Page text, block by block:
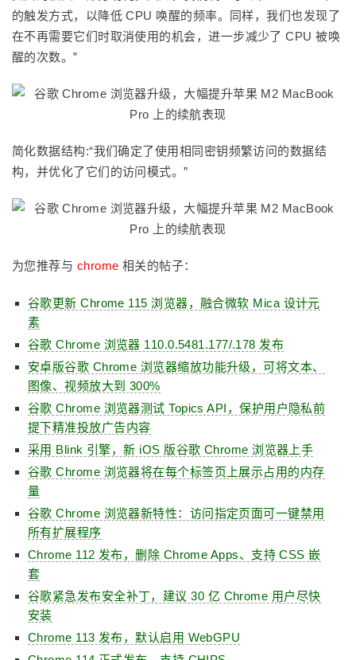
的触发方式，以降低 CPU 唤醒的频率。同样，我们也发现了
在不再需要它们时取消使用的机会，进一步减少了 CPU 被唤
醒的次数。”
简化数据结构:“我们确定了使用相同密钥频繁访问的数据结
构，并优化了它们的访问模式。”
为您推荐与 chrome 相关的帖子：
谷歌更新 Chrome 115 浏览器，融合微软 Mica 设计元
素
谷歌 Chrome 浏览器 110.0.5481.177/.178 发布
安卓版谷歌 Chrome 浏览器缩放功能升级，可将文本、
图像、视频放大到 300%
谷歌 Chrome 浏览器测试 Topics API，保护用户隐私前
提下精准投放广告内容
采用 Blink 引擎，新 iOS 版谷歌 Chrome 浏览器上手
谷歌 Chrome 浏览器将在每个标签页上展示占用的内存
量
谷歌 Chrome 浏览器新特性：访问指定页面可一键禁用
所有扩展程序
Chrome 112 发布，删除 Chrome Apps、支持 CSS 嵌
套
谷歌紧急发布安全补丁，建议 30 亿 Chrome 用户尽快
安装
Chrome 113 发布，默认启用 WebGPU